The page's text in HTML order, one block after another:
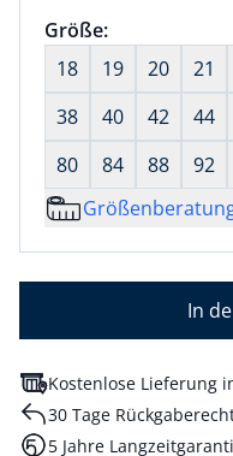
Größenauswahl:
Größe:nichts
18
19 20 21
38
40 42 44
80
84 88 92
In
Kostenlose Lieferung
30 Tage
5 Jahre